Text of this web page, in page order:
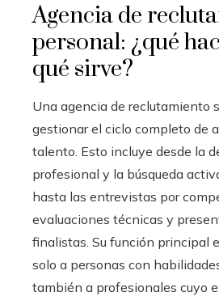
Agencia de
personal: ¿qué
qué sirve?
Una agencia de reclutamiento
gestionar el ciclo completo de
talento. Esto incluye desde la
profesional y la búsqueda
hasta las entrevistas por
evaluaciones técnicas y
finalistas. Su función principal
solo a personas con
también a profesionales cuyo